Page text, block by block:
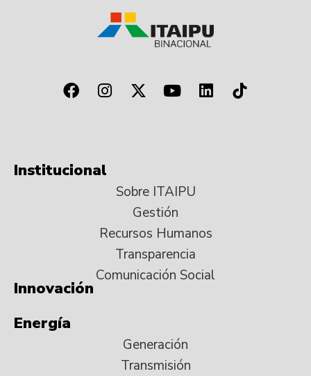
Institucional
Sobre ITAIPU
Gestión
Recursos Humanos
Transparencia
Comunicación Social
Innovación
Energía
Generación
Transmisión